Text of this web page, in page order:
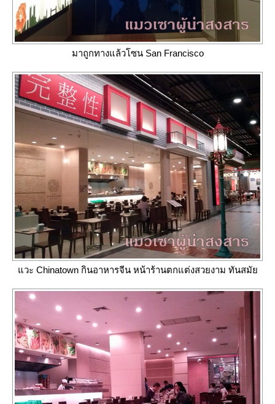
มาถูกทางแล้วโซน San Francisco
วะ Chinatown กินอาหารจีน หน้าร้านตกแต่งสวยงาม ทันสมั